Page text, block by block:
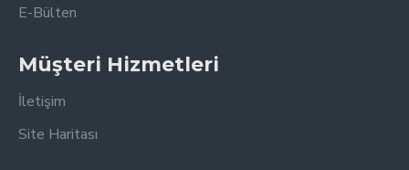
E-Bülten
Müşteri Hizmetleri
İletişim
Site Haritası